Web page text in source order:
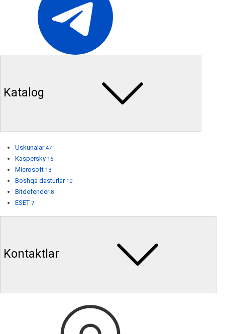
Katalog
Uskunalar 47
Kaspersky 16
Microsoft 13
Boshqa dasturlar 10
Bitdefender 8
ESET 7
Kontaktlar